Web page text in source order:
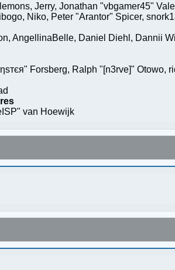
Jerry, Jonathan "vbgamer45"
Niko, Peter "Arantor" Spicer,
AngellinaBelle, Daniel Diehl, Dannii
Forsberg, Ralph "[n3rve]" Otowo,
van Hoewijk